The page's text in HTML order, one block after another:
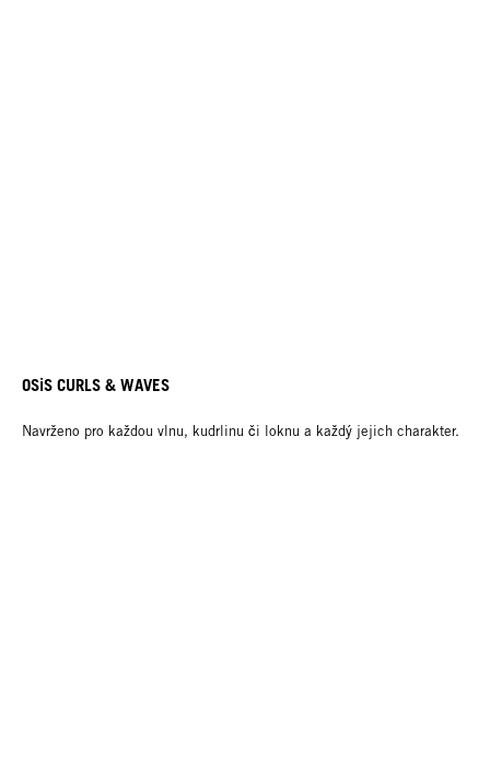
OSiS CURLS & WAVES
Navrženo pro každou vlnu, kudrlinu či loknu a každý jejich charakter.